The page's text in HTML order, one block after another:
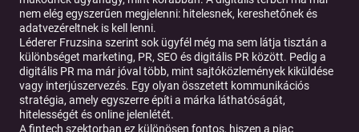
nem elég egyszerűen megjelenni: hitelesnek, kereshetőnek és
adatvezéreltnek is kell lenni.
Léderer Fruzsina szerint sok ügyfél még ma sem látja tisztán a
különbséget marketing, PR, SEO és digitális PR között. Pedig a
digitális PR ma már jóval több, mint sajtóközlemények kiküldése
vagy interjúszervezés. Egy olyan összetett kommunikációs
stratégia, amely egyszerre építi a márka láthatóságát,
hitelességét és online jelenlétét.
A fintech szektorban ez különösen fontos, hiszen a piac